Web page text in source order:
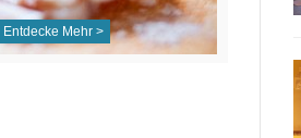
Entdecke Mehr >